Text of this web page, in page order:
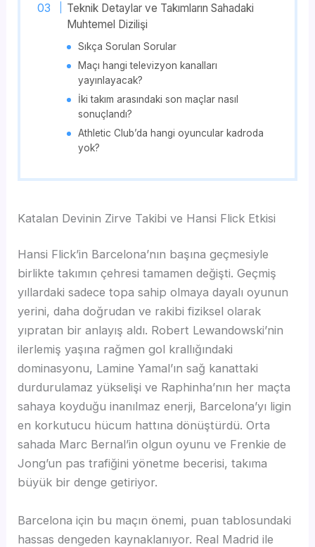
Teknik Detaylar ve Takımların Sahadaki
Muhtemel Dizilişi
Sıkça Sorulan Sorular
Maçı hangi televizyon kanalları
yayınlayacak?
İki takım arasındaki son maçlar nasıl
sonuçlandı?
Athletic Club’da hangi oyuncular kadroda
yok?
Katalan Devinin Zirve Takibi ve Hansi Flick Etkisi
Hansi Flick’in Barcelona’nın başına geçmesiyle
birlikte takımın çehresi tamamen değişti. Geçmiş
yıllardaki sadece topa sahip olmaya dayalı oyunun
yerini, daha doğrudan ve rakibi fiziksel olarak
yıpratan bir anlayış aldı. Robert Lewandowski’nin
ilerlemiş yaşına rağmen gol krallığındaki
dominasyonu, Lamine Yamal’ın sağ kanattaki
durdurulamaz yükselişi ve Raphinha’nın her maçta
sahaya koyduğu inanılmaz enerji, Barcelona’yı ligin
en korkutucu hücum hattına dönüştürdü. Orta
sahada Marc Bernal’in olgun oyunu ve Frenkie de
Jong’un pas trafiğini yönetme becerisi, takıma
büyük bir denge getiriyor.
Barcelona için bu maçın önemi, puan tablosundaki
hassas dengeden kaynaklanıyor. Real Madrid ile